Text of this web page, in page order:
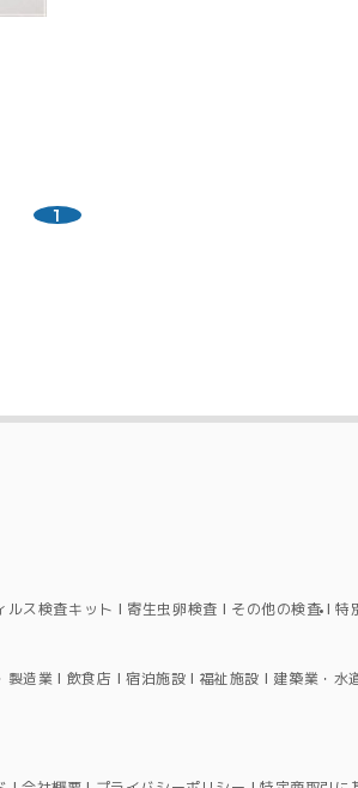
1
ルス検査キット 寄生虫卵検査 その他の検査 特
製造業 飲食店 宿泊施設 福祉施設 建築業・水